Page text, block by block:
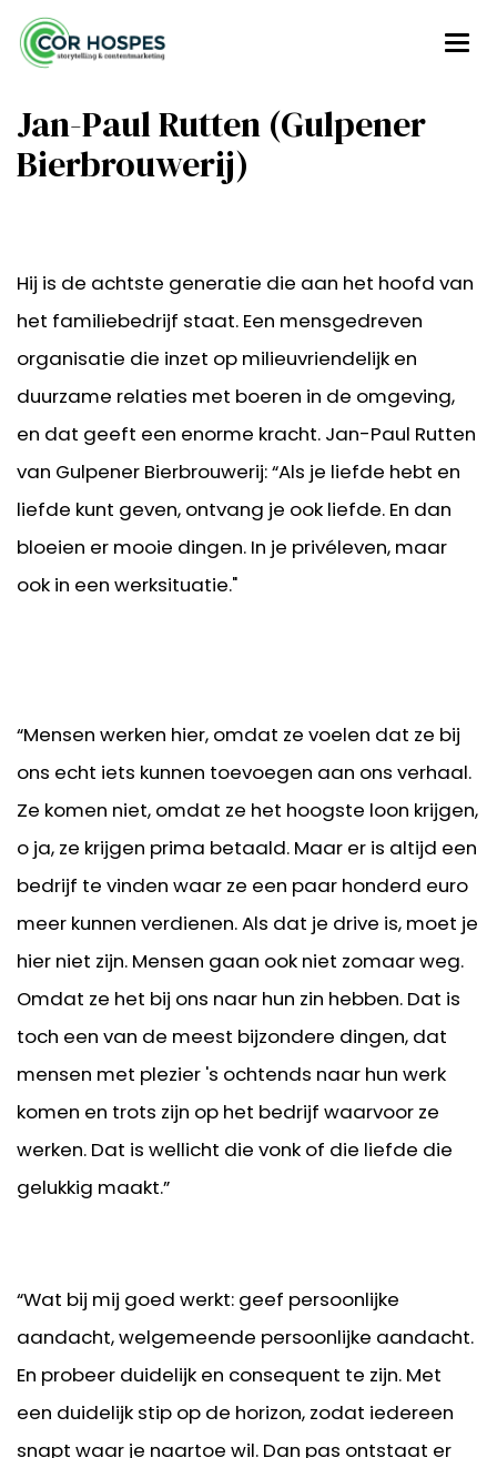
Jan-Paul Rutten (Gulpener
Bierbrouwerij)
Hij is de achtste generatie die aan het hoofd van
het familiebedrijf staat. Een mensgedreven
organisatie die inzet op milieuvriendelijk en
duurzame relaties met boeren in de omgeving,
en dat geeft een enorme kracht. Jan-Paul Rutten
van Gulpener Bierbrouwerij: “Als je liefde hebt en
liefde kunt geven, ontvang je ook liefde. En dan
bloeien er mooie dingen. In je privéleven, maar
ook in een werksituatie."
“Mensen werken hier, omdat ze voelen dat ze bij
ons echt iets kunnen toevoegen aan ons verhaal.
Ze komen niet, omdat ze het hoogste loon krijgen,
o ja, ze krijgen prima betaald. Maar er is altijd een
bedrijf te vinden waar ze een paar honderd euro
meer kunnen verdienen. Als dat je drive is, moet je
hier niet zijn. Mensen gaan ook niet zomaar weg.
Omdat ze het bij ons naar hun zin hebben. Dat is
toch een van de meest bijzondere dingen, dat
mensen met plezier 's ochtends naar hun werk
komen en trots zijn op het bedrijf waarvoor ze
werken. Dat is wellicht die vonk of die liefde die
gelukkig maakt.”
“Wat bij mij goed werkt: geef persoonlijke
aandacht, welgemeende persoonlijke aandacht.
En probeer duidelijk en consequent te zijn. Met
een duidelijk stip op de horizon, zodat iedereen
snapt waar je naartoe wil. Dan pas ontstaat er